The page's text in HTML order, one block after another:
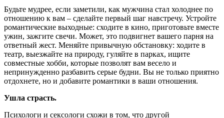
Будьте мудрее, если заметили, как мужчина стал холоднее по
отношению к вам – сделайте первый шаг навстречу. Устройте
романтические выходные: сходите в кино, приготовьте вместе
ужин, зажгите свечи. Может, это подвигнет вашего парня на
ответный жест. Меняйте привычную обстановку: ходите в
театр, выезжайте на природу, гуляйте в парках, ищите
совместные хобби, которые позволят вам весело и
непринужденно разбавить серые будни. Вы не только приятно
отдохнете, но и добавите романтики в ваши отношения.
Ушла страсть.
Психологи и сексологи схожи в том, что другой